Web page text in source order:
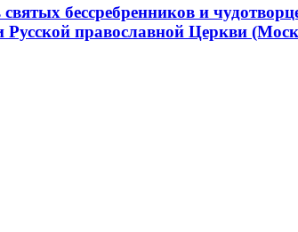
бессребренников и
православной Церкви